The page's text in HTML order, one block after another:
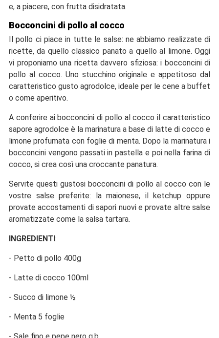
e, a piacere, con frutta disidratata.
Bocconcini di pollo al cocco
Il pollo ci piace in tutte le salse: ne abbiamo realizzate di
ricette, da quello classico panato a quello al limone. Oggi
vi proponiamo una ricetta davvero sfiziosa: i bocconcini di
pollo al cocco. Uno stucchino originale e appetitoso dal
caratteristico gusto agrodolce, ideale per le cene a buffet
o come aperitivo.
A conferire ai bocconcini di pollo al cocco il caratteristico
sapore agrodolce è la marinatura a base di latte di cocco e
limone profumata con foglie di menta. Dopo la marinatura i
bocconcini vengono passati in pastella e poi nella farina di
cocco, si crea così una croccante panatura.
Servite questi gustosi bocconcini di pollo al cocco con le
vostre salse preferite: la maionese, il ketchup oppure
provate accostamenti di sapori nuovi e provate altre salse
aromatizzate come la salsa tartara.
INGREDIENTI:
- Petto di pollo 400g
- Latte di cocco 100ml
- Succo di limone ½
- Menta 5 foglie
- Sale fino e pepe nero q.b.